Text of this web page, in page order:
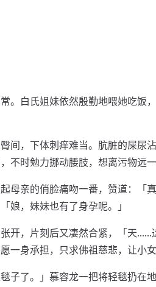
。白氏姐妹依然殷勤地喂她吃
间，下体刺痒难当。肮脏的屎尿
不时勉力挪动腰肢，想离污物远一
母亲的俏脸痛吻一番，赞道：「
娘，妹妹也有了身孕呢。」
开，片刻后又凄然合紧，「天
一身承担，只求佛祖慈悲，让小
毯子了。」慕容龙一把将轻毯扔在